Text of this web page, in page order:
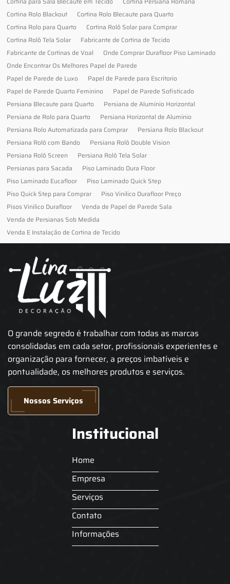
Cortina Rolo Blackout
Cortina Rolo Blecaute para Quarto
Cortina Rolo para Quarto
Cortina Rolô Solar para Comprar
Cortina Rolô Tela Solar
Fabricante de Cortina de Tecido
Fabricante de Cortinas de Voal
Onde Comprar Durafloor Piso Laminado
Onde Encontrar Os Melhores Papel de Parede
Papel de Parede de Luxo
Papel de Parede para Escritorio
Papel de Parede Quarto Feminino
Papel de Parede Sofisticado
Persiana Blecaute para Quarto
Persiana de Alumínio Horizontal
Persiana de Rolo para Quarto
Persiana Horizontal de Alumínio
Persiana Rolo Automatizada para Comprar
Persiana Rolo Blackout
Persiana Rolô com Bando
Persiana Rolô Double Vision
Persiana Rolô Screen
Persiana Rolô Tela Solar
Persianas para Sacada
Piso Laminado Dura Floor
Piso Laminado Eucafloor
Piso Laminado Quick Step
Piso Quick Step para Comprar
Piso Vinilico Durafloor Preço
Pisos Vinilico Durafloor
Venda de Papel de Parede Sala
Venda de Persianas Sob Medida
Venda E Instalação de Cortina de Tecido
O grande segredo é trabalhar com todas as marcas
consolidadas em cada setor, profissionais experientes e
organização para fornecer, a preços imbatíveis e
pontualidade, os melhores produtos e serviços.
Nossos Serviços
Institucional
Home
Empresa
Serviços
Contato
Informações